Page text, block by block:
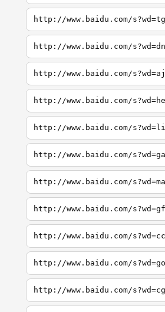
http://www.baidu.com/s?wd=tg
http://www.baidu.com/s?wd=dn
http://www.baidu.com/s?wd=aj
http://www.baidu.com/
http://www.baidu.com/
http://www.baidu.com/
http://www.baidu.com/
http://www.baidu.com/
http://www.baidu.com/
http://www.baidu.com/
http://www.baidu.com/